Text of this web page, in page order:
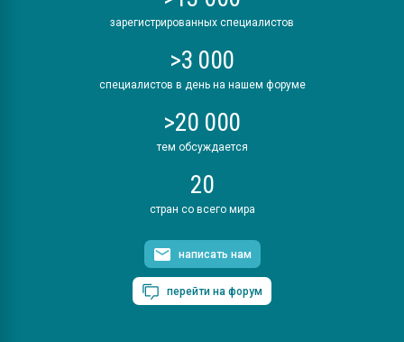
зарегистрированных специалистов
>3 000
специалистов в день на нашем форуме
>20 000
тем обсуждается
20
стран со всего мира
написать нам
перейти на форум